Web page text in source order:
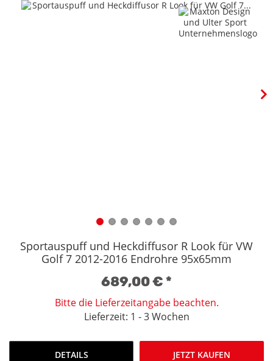
Sportauspuff und Heckdiffusor R Look für VW
Golf 7 2012-2016 Endrohre 95x65mm
689,00 €*
Bitte die Lieferzeitangabe beachten.
Lieferzeit: 1 - 3 Wochen
DETAILS JETZT KAUFEN